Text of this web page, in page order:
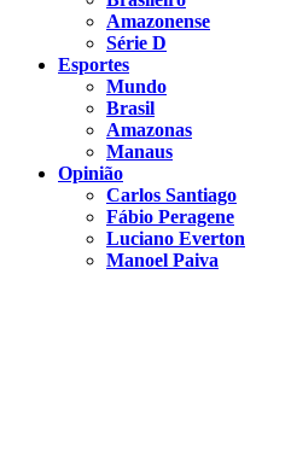
Amazonense
Série D
Esportes
Mundo
Brasil
Amazonas
Manaus
Opinião
Carlos Santiago
Fábio Peragene
Luciano Everton
Manoel Paiva